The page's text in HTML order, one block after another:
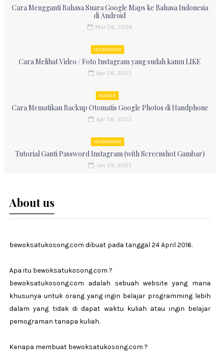
Cara Mengganti Bahasa Suara Google Maps ke Bahasa Indonesia
di Android
Mar 06, 2026
INSTAGRAM
Cara Melihat Video / Foto Instagram yang sudah kamu LIKE
Apr 06, 2025
GOOGLE
Cara Mematikan Backup Otomatis Google Photos di Handphone
Apr 06, 2025
INSTAGRAM
Tutorial Ganti Password Instagram (with Screenshot Gambar)
Jan 29, 2025
About us
bewoksatukosong.com dibuat pada tanggal 24 April 2016.
Apa itu bewoksatukosong.com ?
bewoksatukosong.com adalah sebuah website yang mana
khusunya untuk orang yang ingin belajar programming lebih
dalam yang tidak di dapat waktu kuliah atau ingin belajar
pemograman tanapa kuliah.
Kenapa membuat bewoksatukosong.com ?